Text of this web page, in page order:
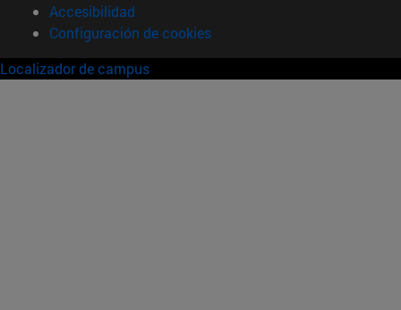
Accesibilidad
Configuración de cookies
Localizador de campus